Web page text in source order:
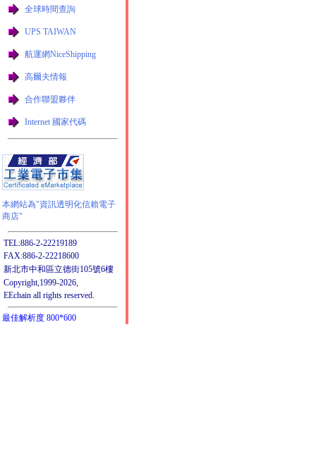
全球時間查詢
UPS TAIWAN
航運網NiceShipping
高爾夫情報
合作聯盟夥伴
Internet 國家代碼
本網站為"資訊透明化信賴電子
商店"
TEL:886-2-22219189
FAX:886-2-22218600
新北市中和區立德街105號6樓
Copyright,1999-2026,
EEchain all rights reserved.
最佳解析度 800*600